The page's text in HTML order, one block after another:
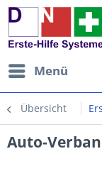
Menü
Übersicht
Auto-